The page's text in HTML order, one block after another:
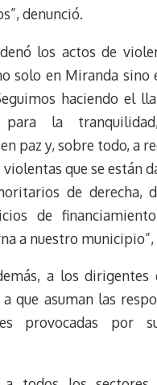
denunció.
los actos de
solo en Miranda sino
haciendo el
para la
paz y, sobre todo, a
violentas que se están
de derecha,
de
a nuestro municipio”,
a los
a que asuman las
provocadas por